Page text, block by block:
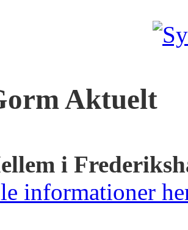
Aktuelt
i
informationer